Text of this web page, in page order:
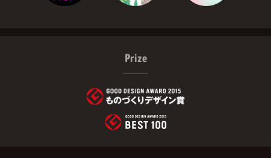
Prize